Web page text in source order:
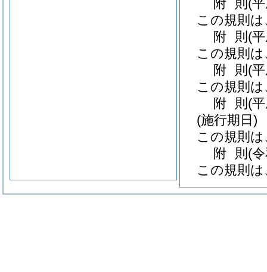
附 則 (
この規則
附 則 (
この規則
附 則 (
この規則
附 則 (
(施行期日)
この規則
附 則 (
この規則